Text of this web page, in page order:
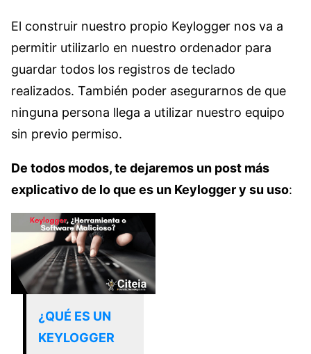
El construir nuestro propio Keylogger nos va a
permitir utilizarlo en nuestro ordenador para
guardar todos los registros de teclado
realizados. También poder asegurarnos de que
ninguna persona llega a utilizar nuestro equipo
sin previo permiso.
De todos modos, te dejaremos un post más
explicativo de lo que es un Keylogger y su uso:
¿QUÉ ES UN
KEYLOGGER